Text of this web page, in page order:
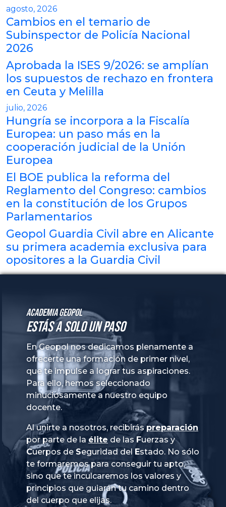
agosto, 2026
Cambios en el temario de
Subinspector de Policía Nacional
2026
Aprobada la ISES 9/2026: se amplían
los supuestos de rechazo en frontera
en Ceuta y Melilla
julio, 2026
Hungría se incorpora a la Fiscalía
Europea: un paso más en la
cooperación judicial de la Unión
Europea
El BOE publica la reforma del
Reglamento del Congreso: cambios
en la constitución de los Grupos
Parlamentarios
Geopol Guardia Civil abre en Alicante
su primera academia exclusiva para
opositores a la Guardia Civil
Academia GeoPol
Estás a solo un paso
En Geopol nos dedicamos plenamente a
ofrecerte una formación de primer nivel,
que te impulse a lograr tus aspiraciones.
Para ello, hemos seleccionado
minuciosamente a nuestro equipo
docente.
Al unirte a nosotros, recibiráspreparación
por parte de la élite de las Fuerzas y
Cuerpos de Seguridad del Estado. No sólo
te formaremos para conseguir tu apto,
sino que te inculcaremos los valores y
principios que guiarán tu camino dentro
del cuerpo que elijas.